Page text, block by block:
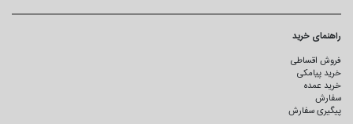
راهنمای خرید
فروش اقساطی
خرید پیامکی
خرید عمده
سفارش
پیگیری سفارش